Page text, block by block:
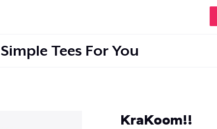
Simple Tees For You
KraKoom!!